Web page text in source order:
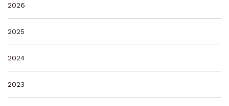
2026
2025
2024
2023